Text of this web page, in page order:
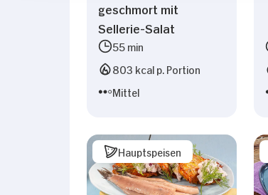
geschmort mit
Sellerie-Salat
55 min
803 kcal p. Portion
Mittel
Hauptspeisen